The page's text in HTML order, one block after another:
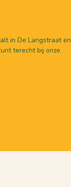
in De Langstraat en
terecht bij onze